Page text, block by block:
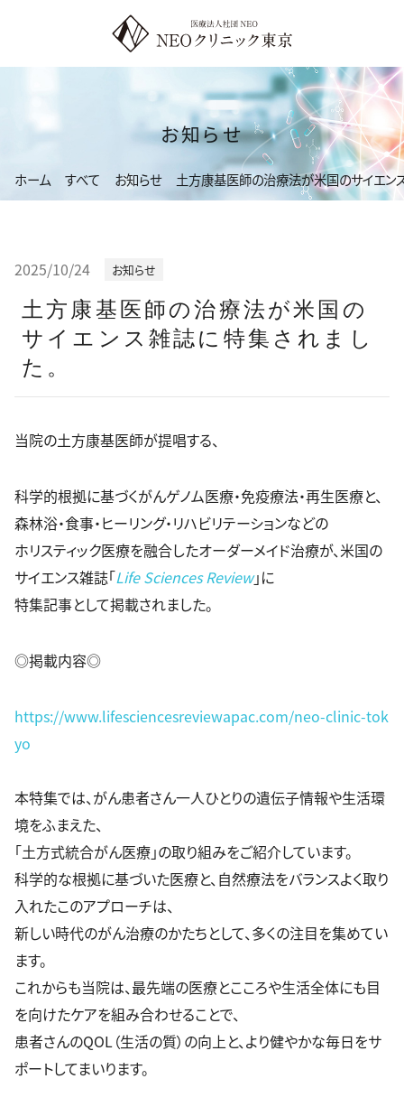
テ
キ
お知らせ
ホーム すべて お知らせ 土方康基医師の治療法が米国のサイエン
お知らせ
土方康基医師の治療法が米国の
サイエンス雑誌に特集されまし
た。
2025/10/24
当院の土方康基医師が提唱する、
科学的根拠に基づくがんゲノム医療・免疫療法・再生医療と、
森林浴・食事・ヒーリング・リハビリテーションなどの
ホリスティック医療を融合したオーダーメイド治療が、米国の
サイエンス雑誌「Life Sciences Review」に
特集記事として掲載されました。
◎掲載内容◎
https://www.lifesciencesreviewapac.com/neo-clinic-tok
yo
本特集では、がん患者さん一人ひとりの遺伝子情報や生活環
境をふまえた、
「土方式統合がん医療」の取り組みをご紹介しています。
科学的な根拠に基づいた医療と、自然療法をバランスよく取り
入れたこのアプローチは、
新しい時代のがん治療のかたちとして、多くの注目を集めてい
ます。
これからも当院は、最先端の医療とこころや生活全体にも目
を向けたケアを組み合わせることで、
患者さんのQOL（生活の質）の向上と、より健やかな毎日をサ
ポートしてまいります。